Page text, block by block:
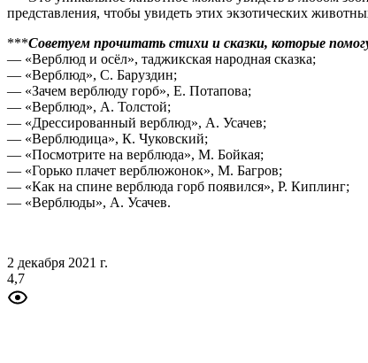
представления, чтобы увидеть этих экзотических
***Советуем прочитать стихи и сказки, которые
— «Верблюд и осёл», таджикская народная сказка;
— «Верблюд», С. Баруздин;
— «Зачем верблюду горб», Е. Потапова;
— «Верблюд», А. Толстой;
— «Дрессированный верблюд», А. Усачев;
— «Верблюдица», К. Чуковский;
— «Посмотрите на верблюда», М. Бойкая;
— «Горько плачет верблюжонок», М. Багров;
— «Как на спине верблюда горб появился», Р. Киплинг;
— «Верблюды», А. Усачев.
2 декабря 2021 г.
4,7